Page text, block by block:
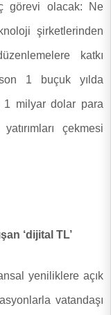
görevi olacak: Ne
şirketlerinden
katkı
1 buçuk yılda
1 milyar dolar para
çekmesi
‘dijital TL’
yeniliklere açık
vatandaşı